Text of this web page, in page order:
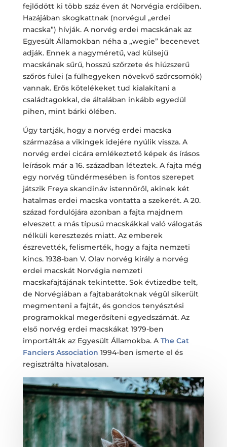
fejlődött ki több száz éven át Norvégia erdőiben.
Hazájában skogkattnak (norvégul „erdei
macska”) hívják. A norvég erdei macskának az
Egyesült Államokban néha a „wegie” becenevet
adják. Ennek a nagyméretű, vad külsejű
macskának sűrű, hosszú szőrzete és hiúzszerű
szőrös fülei (a fülhegyeken növekvő szőrcsomók)
vannak. Erős kötelékeket tud kialakítani a
családtagokkal, de általában inkább egyedül
pihen, mint bárki ölében.
Úgy tartják, hogy a norvég erdei macska
származása a vikingek idejére nyúlik vissza. A
norvég erdei cicára emlékeztető képek és írásos
leírások már a 16. században léteztek. A fajta még
egy norvég tündérmesében is fontos szerepet
játszik Freya skandináv istennőről, akinek két
hatalmas erdei macska vontatta a szekerét. A 20.
század fordulójára azonban a fajta majdnem
elveszett a más típusú macskákkal való válogatás
nélküli keresztezés miatt. Az emberek
észrevették, felismerték, hogy a fajta nemzeti
kincs. 1938-ban V. Olav norvég király a norvég
erdei macskát Norvégia nemzeti
macskafajtájának tekintette. Sok évtizedbe telt,
de Norvégiában a fajtabarátoknak végül sikerült
megmenteni a fajtát, és gondos tenyésztési
programokkal megerősíteni egyedszámát. Az
első norvég erdei macskákat 1979-ben
importálták az Egyesült Államokba. A The Cat
Fanciers Association 1994-ben ismerte el és
regisztrálta hivatalosan.